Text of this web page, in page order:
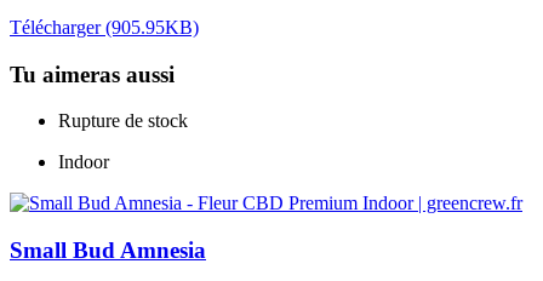
Télécharger (905.95KB)
Tu aimeras aussi
Rupture de stock
Indoor
Small Bud Amnesia